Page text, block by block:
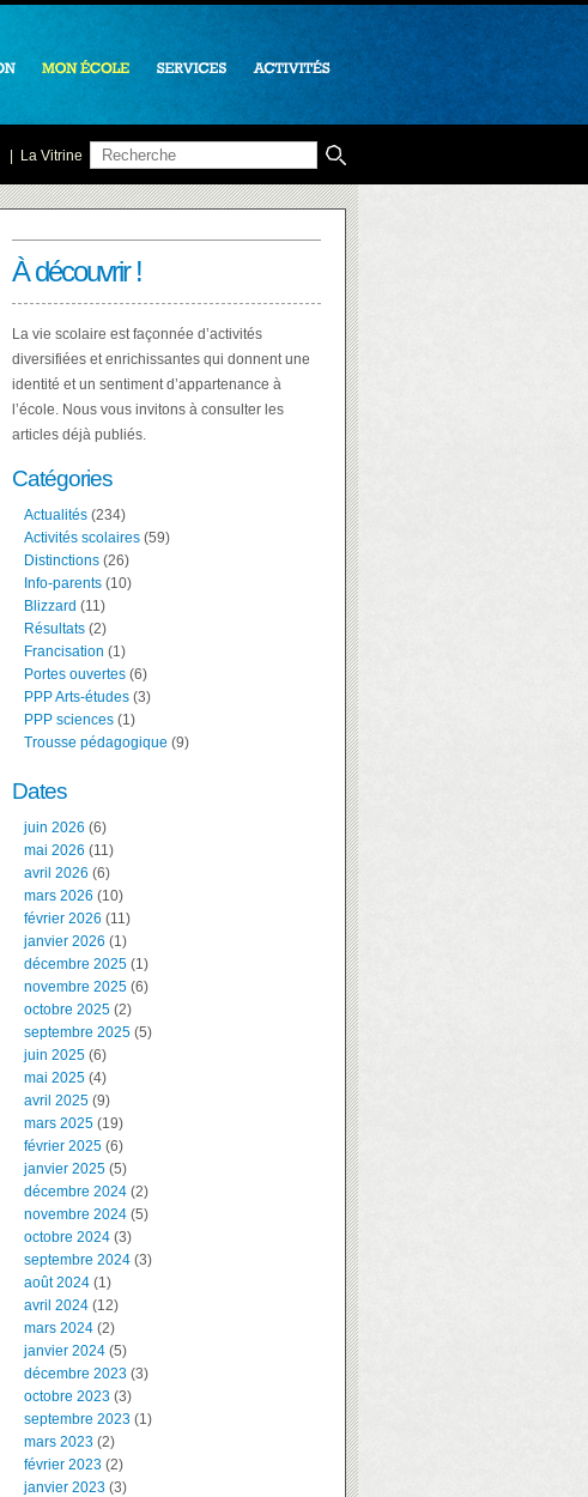
La Vitrine
À découvrir !
La vie scolaire est façonnée d’activités
diversifiées et enrichissantes qui donnent une
identité et un sentiment d’appartenance à
l’école. Nous vous invitons à consulter les
articles déjà publiés.
Catégories
Actualités (234)
Activités scolaires (59)
Distinctions (26)
Info-parents (10)
Blizzard (11)
Résultats (2)
Francisation (1)
Portes ouvertes (6)
PPP Arts-études (3)
PPP sciences (1)
Trousse pédagogique (9)
Dates
juin 2026 (6)
mai 2026 (11)
avril 2026 (6)
mars 2026 (10)
février 2026 (11)
janvier 2026 (1)
décembre 2025 (1)
novembre 2025 (6)
octobre 2025 (2)
septembre 2025 (5)
juin 2025 (6)
mai 2025 (4)
avril 2025 (9)
mars 2025 (19)
février 2025 (6)
janvier 2025 (5)
décembre 2024 (2)
novembre 2024 (5)
octobre 2024 (3)
septembre 2024 (3)
août 2024 (1)
avril 2024 (12)
mars 2024 (2)
janvier 2024 (5)
décembre 2023 (3)
octobre 2023 (3)
septembre 2023 (1)
mars 2023 (2)
février 2023 (2)
janvier 2023 (3)